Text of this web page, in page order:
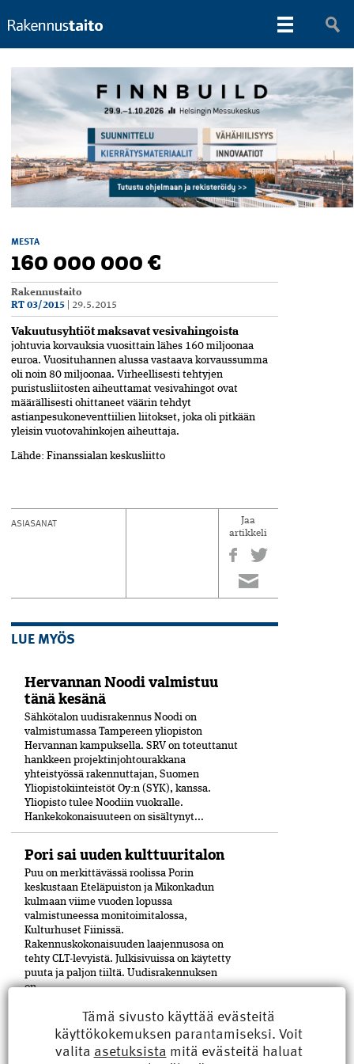
MESTA
160 000 000 €
Rakennustaito
RT 03/2015
29.5.2015
Vakuutusyhtiöt maksavat vesivahingoista
johtuvia korvauksia vuosittain lähes 160 miljoonaa
euroa. Vuosituhannen alussa vastaava korvaussumma
oli noin 80 miljoonaa. Virheellisesti tehtyjen
puristusliitosten aiheuttamat vesivahingot ovat
määrällisesti ohittaneet väärin tehdyt
astianpesukoneventtiilien liitokset, joka oli pitkään
yleisin vuotovahinkojen aiheuttaja.
Lähde: Finanssialan keskusliitto
ASIASANAT
Jaa
artikkeli
LUE MYÖS
Hervannan Noodi valmistuu
tänä kesänä
Sähkötalon uudisrakennus Noodi on
valmistumassa Tampereen yliopiston
Hervannan kampuksella. SRV on toteuttanut
hankkeen projektinjohtourakkana
yhteistyössä rakennuttajan, Suomen
Yliopistokiinteistöt Oy:n (SYK), kanssa.
Yliopisto tulee Noodiin vuokralle.
Hankekokonaisuuteen on sisältynyt...
Pori sai uuden kulttuuritalon
Puu on merkittävässä roolissa Porin
keskustaan Eteläpuiston ja Mikonkadun
kulmaan viime vuoden lopussa
valmistuneessa moni­toimitalossa,
Kulturhuset Fiinissä.
Rakennuskokonaisuuden laajennusosa on
tehty CLT-levyistä. Julkisivuissa on käytetty
puuta ja paljon tiiltä. Uudisrakennuksen
on...
Hippoksen jäähallit kahteen
kerrokseen
Uuden urheilukeskuksen rakennustyöt ovat
Tämä sivusto käyttää evästeitä
käyttökokemuksen parantamiseksi. Voit
valita asetuksista mitä evästeitä haluat